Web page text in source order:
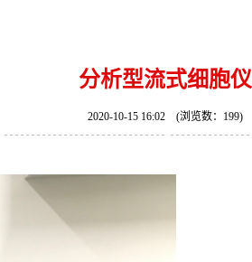
分析型流式细胞仪
2020-10-15 16:02 (浏览数： 199)